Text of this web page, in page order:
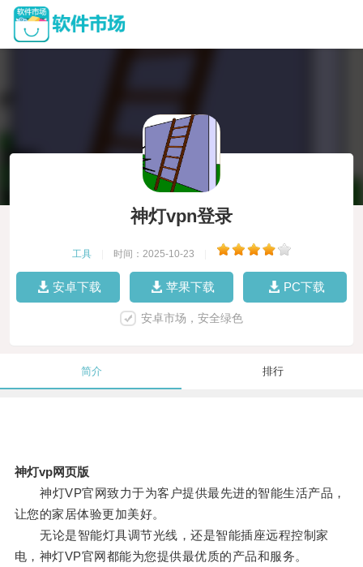
神灯vpn登录
工具 时间：2025-10-23
安卓下载 苹果下载 PC下载
安卓市场，安全绿色
简介 排行
神灯vp网页版
神灯VP官网致力于为客户提供最先进的智能生活产品，
让您的家居体验更加美好。
无论是智能灯具调节光线，还是智能插座远程控制家
电，神灯VP官网都能为您提供最优质的产品和服务。